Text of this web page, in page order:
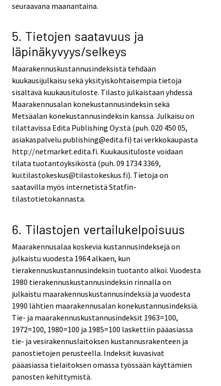
seuraavana maanantaina.
5. Tietojen saatavuus ja
läpinäkyvyys/selkeys
Maarakennuskustannusindeksistä tehdään
kuukausijulkaisu sekä yksityiskohtaisempia tietoja
sisältävä kuukausituloste. Tilasto julkaistaan yhdessä
Maarakennusalan konekustannusindeksin sekä
Metsäalan konekustannusindeksin kanssa. Julkaisu on
tilattavissa Edita Publishing Oy:stä (puh. 020 450 05,
asiakaspalvelu.publishing@edita.fi) tai verkkokaupasta
http://netmarket.edita.fi. Kuukausituloste voidaan
tilata tuotantoyksiköstä (puh. 09 1734 3369,
kui.tilastokeskus@tilastokeskus.fi). Tietoja on
saatavilla myös internetistä Statfin-
tilastotietokannasta.
6. Tilastojen vertailukelpoisuus
Maarakennusalaa koskevia kustannusindeksejä on
julkaistu vuodesta 1964 alkaen, kun
tierakennuskustannusindeksin tuotanto alkoi. Vuodesta
1980 tierakennuskustannusindeksin rinnalla on
julkaistu maarakennuskustannusindeksiä ja vuodesta
1990 lähtien maarakennusalan konekustannusindeksiä.
Tie- ja maarakennuskustannusindeksit 1963=100,
1972=100, 1980=100 ja 1985=100 laskettiin pääasiassa
tie- ja vesirakennuslaitoksen kustannusrakenteen ja
panostietojen perusteella. Indeksit kuvasivat
pääasiassa tielaitoksen omassa työssään käyttämien
panosten kehittymistä.